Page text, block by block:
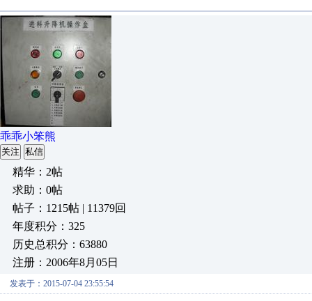
乖乖小笨熊
关注 私信
精华：2帖
求助：0帖
帖子：1215帖 | 11379回
年度积分：325
历史总积分：63880
注册：2006年8月05日
发表于：2015-07-04 23:55:54